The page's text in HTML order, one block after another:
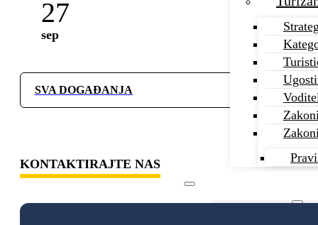
27
sep
Svjetski dan
SVA DOGAĐANJA
KONTAKTIRAJTE NAS